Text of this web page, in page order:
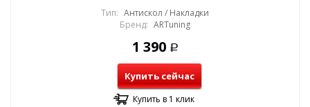
Тип: Антискол / Накладки
Бренд: ARTuning
1 390 Р
Купить сейчас
Купить в 1 клик